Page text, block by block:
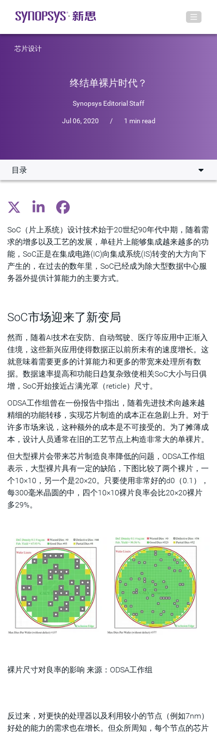
芯片设计
终结单裸片时代？
Synopsys Editorial Staff
Jul 06, 2020 / 1 min read
目录
die-to-die连接的市场趋势
如何选择die-to-die PHY IP？
总结
SoC（片上系统）设计技术始于20世纪90年代中期，随着需
求的增多以及工艺的发展，单硅片上能够集成越来越多的功
能，SoC正是在集成电路(IC)向集成系统(IS)转变的大方向下
产生的，在过去的数年里，SoC已经成为除大型数据中心服
务器外提供计算能力的主要方式。
SoC市场迎来了新变局
然而，随着AI技术在安防、自动驾驶、医疗等应用中正渐入
佳境，这些新兴应用使得数据正以前所未有的速度增长。这
就意味着需要更多的计算能力和更多的带宽来处理所有数
据。数据速率提高和功能日趋复杂致使相关SoC大小与日俱
增，SoC开始接近占满光罩（reticle）尺寸。
ODSA工作组曾在一份报告中指出，随着先进技术向越来越
精细的功能转移，实现芯片制造的成本正在急剧上升。对于
许多市场来说，这种额外的成本是不可接受的。为了摊薄成
本，设计人员通常在旧的工艺节点上构造非常大的单裸片。
但大型裸片会带来芯片制造良率降低的问题，ODSA工作组
表示，大型裸片具有一定的缺陷，下图比较了两个裸片，一
个10×10，另一个是20×20。只要使用非常好的d0（0.1），
每300毫米晶圆的中，四个10×10裸片良率会比20×20裸片
多29%。
裸片尺寸对良率的影响 来源：ODSA工作组
反过来，对更快的处理器以及利用较小的节点（例如7nm）
好处的能力的需求也在增长。但众所周知，每个节点的芯片